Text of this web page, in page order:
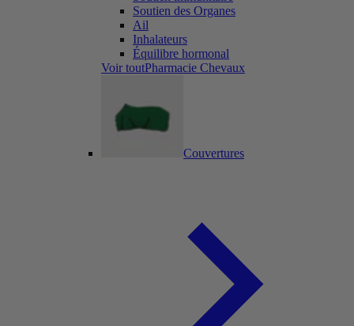
Soutien des Organes
Ail
Inhalateurs
Équilibre hormonal
Voir toutPharmacie Chevaux
Couvertures